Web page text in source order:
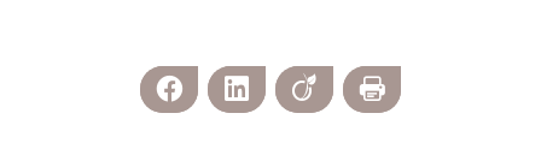
Facebook LinkedIn Viadeo